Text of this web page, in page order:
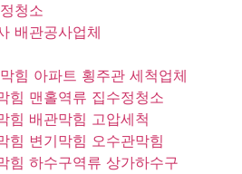
청소
배관공사업체
힘 아파트 횡주관 세척업체
힘 맨홀역류 집수정청소
힘 배관막힘 고압세척
힘 변기막힘 오수관막힘
힘 하수구역류 상가하수구